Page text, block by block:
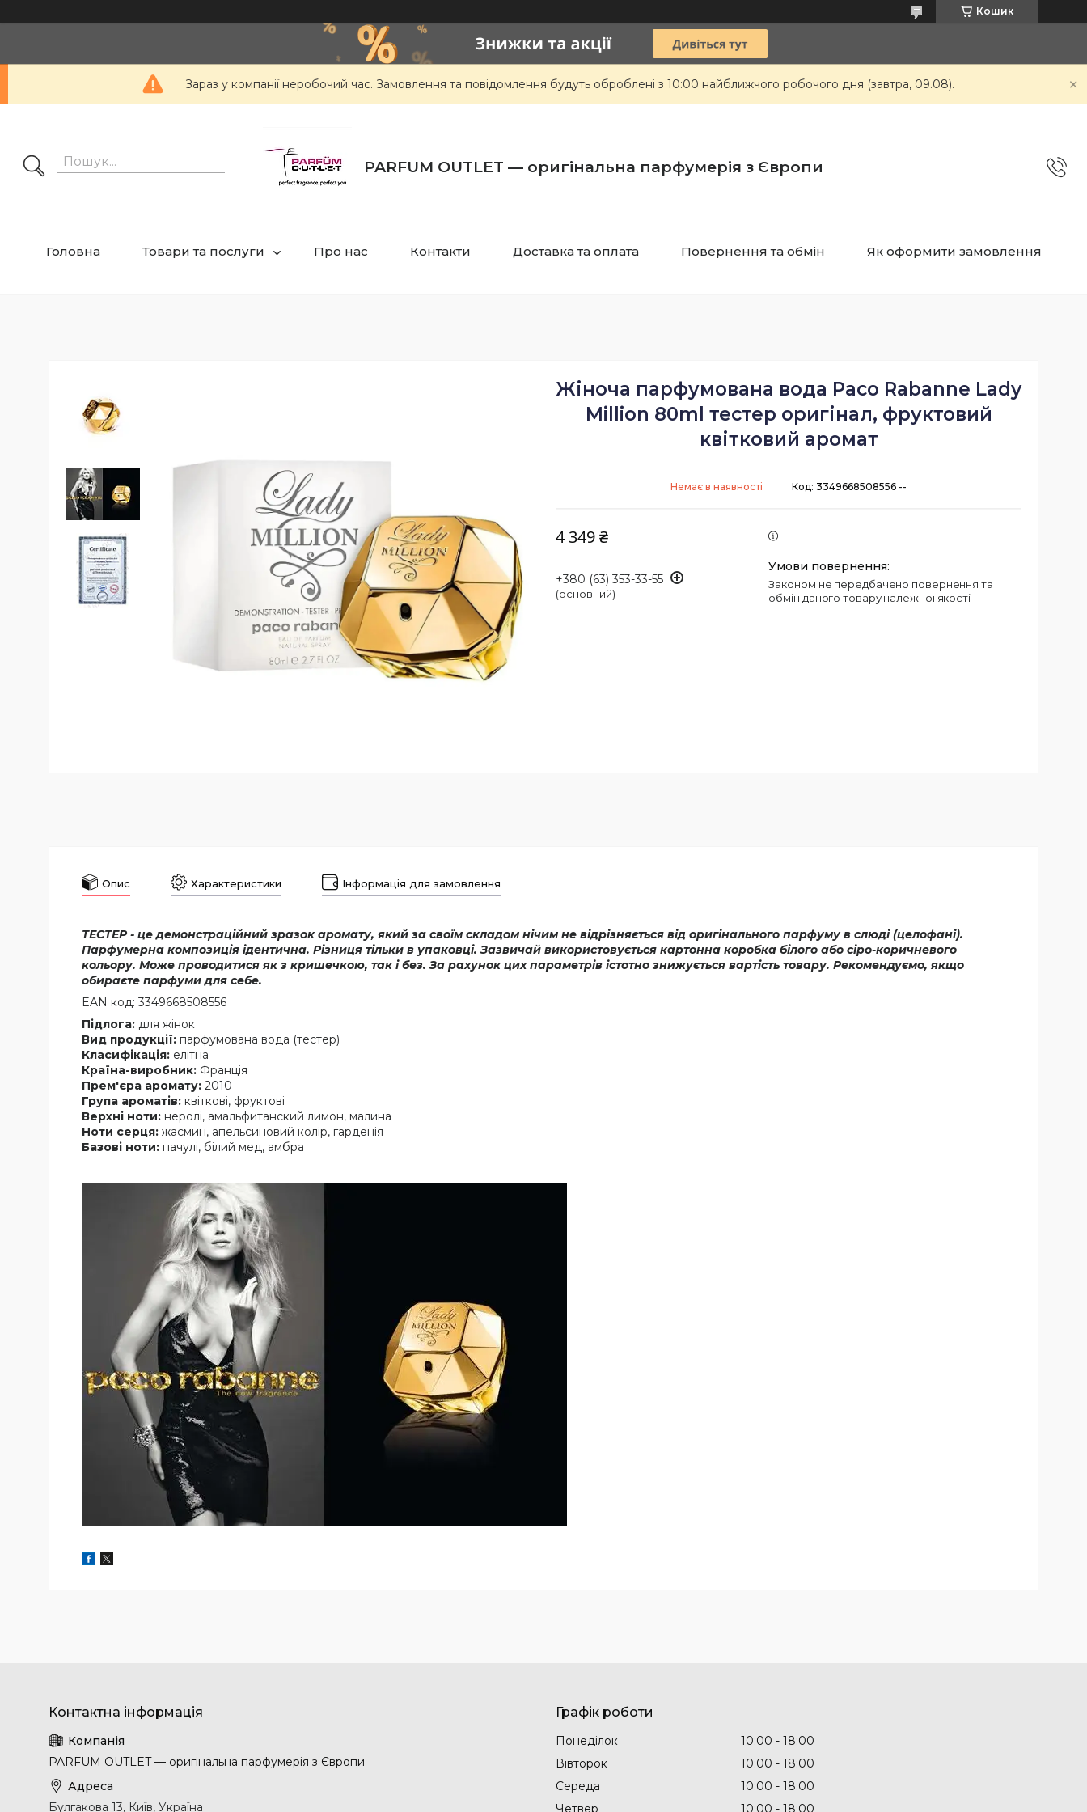
Кошик
Зараз у компанії неробочий час. Замовлення та повідомлення будуть оброблені з 10:00 найближчого робочого дня (завтра, 09.08).
PARFUM OUTLET — оригінальна парфумерія з Європи
Головна Товари та послуги Про нас Контакти Доставка та оплата Повернення та обмін Як оформити замовлення
Жіноча парфумована вода Paco Rabanne Lady
Million 80ml тестер оригінал, фруктовий
квітковий аромат
Немає в наявності Код: 3349668508556 --
4 349 ₴
+380 (63) 353-33-55
(основний)
Законом не передбачено повернення та
обмін даного товару належної якості
Опис Характеристики Інформація для замовлення
ТЕСТЕР - це демонстраційний зразок аромату, який за своїм складом нічим не відрізняється від оригінального парфуму в слюді (целофані).
Парфумерна композиція ідентична. Різниця тільки в упаковці. Зазвичай використовується картонна коробка білого або сіро-коричневого
кольору. Може проводитися як з кришечкою, так і без. За рахунок цих параметрів істотно знижується вартість товару. Рекомендуємо, якщо
обираєте парфуми для себе.
EAN код: 3349668508556
Підлога: для жінок
Вид продукції: парфумована вода (тестер)
Класифікація: елітна
Країна-виробник: Франція
Прем'єра аромату: 2010
Група ароматів: квіткові, фруктові
Верхні ноти: неролі, амальфитанский лимон, малина
Ноти серця: жасмин, апельсиновий колір, гарденія
Базові ноти: пачулі, білий мед, амбра
PARFUM OUTLET — оригінальна парфумерія з Європи
Булгакова 13, Київ, Україна
Графік роботи
Понеділок 10:00
18:00
Вівторок
10:00
18:00
Середа
10:00
18:00
Четвер
10:00 18:00